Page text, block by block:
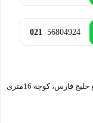
021 56804924
تهران، باقر شهر، مجید آباد، ابتدای جاده قمصر، مجتمع خلیج فارس، کوچه 16متری